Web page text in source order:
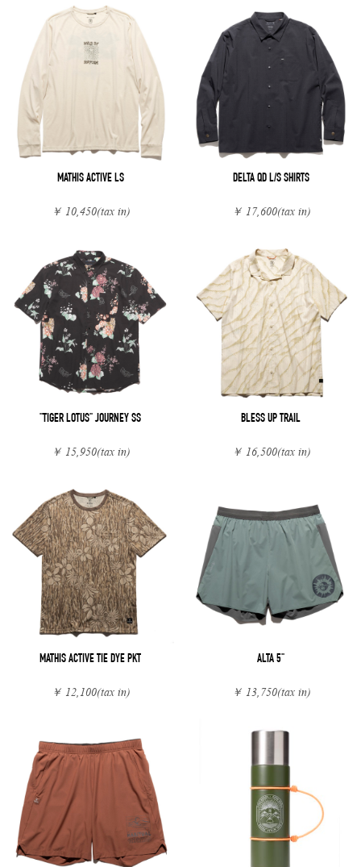
MATHIS ACTIVE LS
￥ 10,450(tax in)
DELTA QD L/S SHIRTS
￥ 17,600(tax in)
"TIGER LOTUS" JOURNEY SS
￥ 15,950(tax in)
BLESS UP TRAIL
￥ 16,500(tax in)
MATHIS ACTIVE TIE DYE PKT
￥ 12,100(tax in)
ALTA 5"
￥ 13,750(tax in)